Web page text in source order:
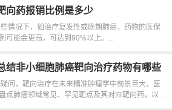
向药报销比例是多少
情况下，如治疗复发性或晚期肺癌，药物的医保
可能会更高，可达到90%以上。...
结非小细胞肺癌靶向治疗药物有哪些
问，靶向治疗在未来精准肿瘤学中前景巨大，医
点肺癌领域常见、罕见靶点及其对应靶向药，以飨